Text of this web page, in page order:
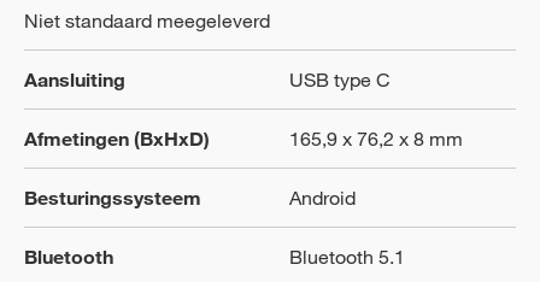
Niet standaard meegeleverd
Aansluiting USB type C
Afmetingen (BxHxD) 165,9 x 76,2 x 8 mm
Besturingssysteem Android
Bluetooth Bluetooth 5.1